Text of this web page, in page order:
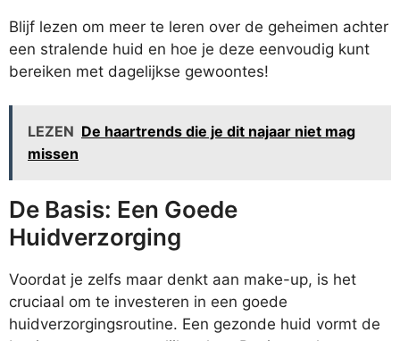
Blijf lezen om meer te leren over de geheimen achter
een stralende huid en hoe je deze eenvoudig kunt
bereiken met dagelijkse gewoontes!
LEZEN De haartrends die je dit najaar niet mag
missen
De Basis: Een Goede
Huidverzorging
Voordat je zelfs maar denkt aan make-up, is het
cruciaal om te investeren in een goede
huidverzorgingsroutine. Een gezonde huid vormt de